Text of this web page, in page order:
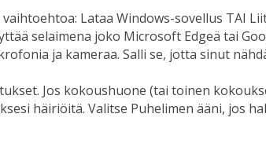
Lataa Windows-sovellus TAI
selaimena joko Microsoft Edgeä tai
ja kameraa. Salli se, jotta sinut
Jos kokoushuone (tai toinen
häiriöitä. Valitse Puhelimen ääni, jos